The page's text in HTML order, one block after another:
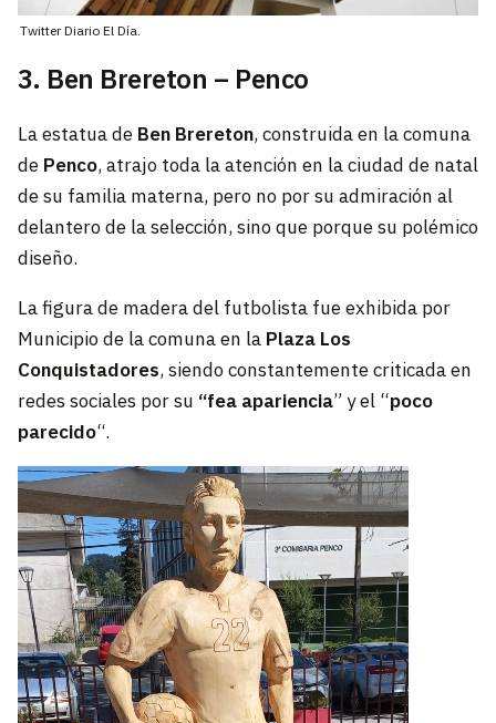
Twitter Diario El Día.
3. Ben Brereton – Penco
La estatua de Ben Brereton, construida en la comuna
de Penco, atrajo toda la atención en la ciudad de natal
de su familia materna, pero no por su admiración al
delantero de la selección, sino que porque su polémico
diseño.
La figura de madera del futbolista fue exhibida por
Municipio de la comuna en laPlaza Los
Conquistadores, siendo constantemente criticada en
redes sociales por su “fea apariencia” y el “poco
parecido“.